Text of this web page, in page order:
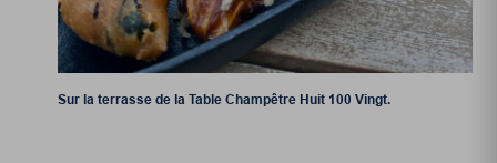
Sur la terrasse de la Table Champêtre Huit 100 Vingt.